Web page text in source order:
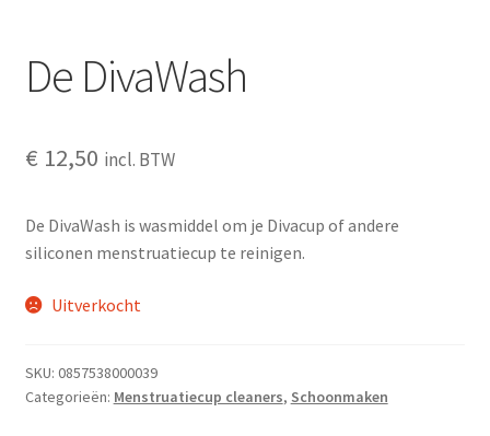
De DivaWash
€ 12,50 incl. BTW
De DivaWash is wasmiddel om je Divacup of andere
siliconen menstruatiecup te reinigen.
Uitverkocht
SKU: 0857538000039
Categorieën: Menstruatiecup cleaners, Schoonmaken